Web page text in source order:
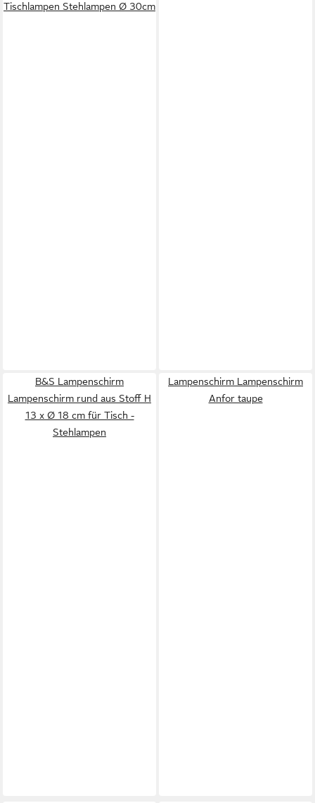
Tischlampen Stehlampen Ø 30cm
B&S Lampenschirm
Lampenschirm rund aus Stoff H
13 x Ø 18 cm für Tisch -
Stehlampen
Lampenschirm Lampenschirm
Anfor taupe